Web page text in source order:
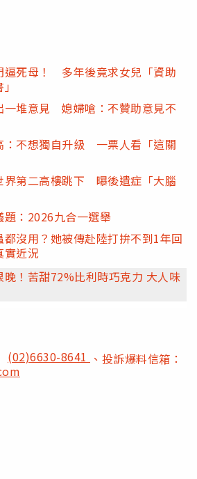
逼死母！ 多年後竟求女兒「資助
一堆意見 媳婦嗆：不贊助意見不
：不想獨自升級 一票人看「這關
界第二高樓跳下 曝後遺症「大腦
題：2026九合一選舉
都沒用？她被傳赴陸打拚不到1年回
近況
晚！苦甜72%比利時巧克力 大人味
(02)6630-8641 、投訴爆料信箱：